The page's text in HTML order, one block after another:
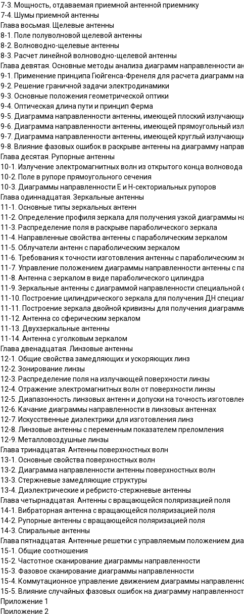
7-3. Мощность, отдаваемая приемной антенной приемнику
7-4. Шумы приемной антенны
Глава восьмая. Щелевые антенны
8-1. Поле полуволновой щелевой антенны
8-2. Волноводно-щелевые антенны
8-3. Расчет линейной волноводно-щелевой антенны
Глава девятая. Основные методы анализа диаграмм направленности
9-1. Применение принципа Гюйгенса-Френеля для расчета диаграмм
9-2. Решение граничной задачи электродинамики
9-3. Основные положения геометрической оптики
9-4. Оптическая длина пути и принцип Ферма
9-5. Диаграмма направленности антенны, имеющей плоский
9-6. Диаграмма направленности антенны, имеющей прямоугольный
9-7. Диаграмма направленности антенны, имеющей круглый
9-8. Влияние фазовых ошибок в раскрыве антенны на диаграмму
Глава десятая. Рупорные антенны
10-1. Излучение электромагнитных волн из открытого конца волновода
10-2. Поле в рупоре прямоугольного сечения
10-3. Диаграммы направленности Е и Н-секториальных рупоров
Глава одиннадцатая. Зеркальные антенны
11-1. Основные типы зеркальных антенн
11-2. Определение профиля зеркала для получения узкой диаграммы
11-3. Распределение поля в раскрыве параболического зеркала
11-4. Направленные свойства антенны с параболическим зеркалом
11-5. Облучатели антенн с параболическим зеркалом
11-6. Требования к точности изготовления антенны с параболическим
11-7. Управление положением диаграммы направленности антенны с
11-8. Антенна с зеркалом в виде параболического цилиндра
11-9. Зеркальные антенны с диаграммой направленности
11-10. Построение цилиндрического зеркала для получения ДН
11-11. Построение зеркала двойной кривизны для получения
11-12. Антенна со сферическим зеркалом
11-13. Двухзеркальные антенны
11-14. Антенна с уголковым зеркалом
Глава двенадцатая. Линзовые антенны
12-1. Общие свойства замедляющих и ускоряющих линз
12-2. Зонирование линзы
12-3. Распределение поля на излучающей поверхности линзы
12-4. Отражение электромагнитных волн от поверхности линзы
12-5. Диапазонность линзовых антенн и допуски на точность
12-6. Качание диаграммы направленности в линзовых антеннах
12-7. Искусственные диэлектрики для изготовления линз
12-8. Линзовые антенны с переменным показателем преломления
12-9. Металловоздушные линзы
Глава тринадцатая. Антенны поверхностных волн
13-1. Основные свойства поверхностных волн
13-2. Диаграмма направленности антенны поверхностных волн
13-3. Стержневые замедляющие структуры
13-4. Диэлектрические и ребристо-стержневые антенны
Глава четырнадцатая. Антенны с вращающейся поляризацией поля
14-1. Вибраторная антенна с вращающейся поляризацией поля
14-2. Рупорные антенны с вращающейся поляризацией поля
14-3. Спиральные антенны
Глава пятнадцатая. Антенные решетки с управляемым положением
15-1. Общие соотношения
15-2. Частотное сканирование диаграммы направленности
15-3. Фазовое сканирование диаграммы направленности
15-4. Коммутационное управление движением диаграммы
15-5. Влияние случайных фазовых ошибок на диаграмму
Приложение 1
Приложение 2